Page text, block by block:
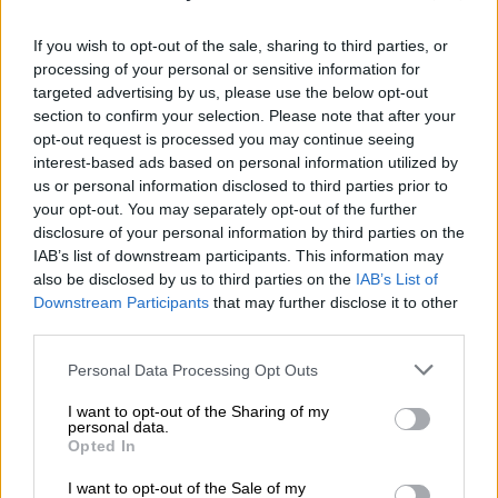
If you wish to opt-out of the sale, sharing to third parties, or
processing of your personal or sensitive information for
targeted advertising by us, please use the below opt-out
section to confirm your selection. Please note that after your
opt-out request is processed you may continue seeing
interest-based ads based on personal information utilized by
us or personal information disclosed to third parties prior to
your opt-out. You may separately opt-out of the further
disclosure of your personal information by third parties on the
IAB’s list of downstream participants. This information may
also be disclosed by us to third parties on the IAB’s List of
Downstream Participants that may further disclose it to other
Please note that this website/app uses one or more Google
not limited to your visit or usage behaviour. You may click to
grant or deny consent to Google and its third-party tags to
use your data for below specified purposes in below Google
consent section.
Personal Data Processing Opt Outs
I want to opt-out of the Sharing of my
personal data.
Opted In
I want to opt-out of the Sale of my
Σαν μικρά παιδιά ή και καλύτερα
«Γνωρίζουμε ήδη ότι όλα τα σκυλιά είναι
ικανά να μάθουν εντολές δράσης: πράγματα
όπως 'κάτσε', 'μείνε', αλλά φαίνεται ότι μια
μικρή ομάδα σκύλων είναι ικανά να μάθουν
εντολές αντικειμένων, με πράγματα όπως
'μπάλα', 'σχοινί', 'δαχτυλίδι' ή 'παιχνίδι', λέει η
Ντρορ στη Huffington Post.
Όσον αφορά σε αυτά τα σκυλιά με ταλέντο
στην εκμάθηση λέξεων, η μάθησή τους είναι
ενός μικρού παιδιού: Ένα σκυλί της μελέτης,
μια 7χρονη θηλυκή μπόρντερ κόλι με το
όνομα Basket, γνώριζε τα ονόματα πάνω από